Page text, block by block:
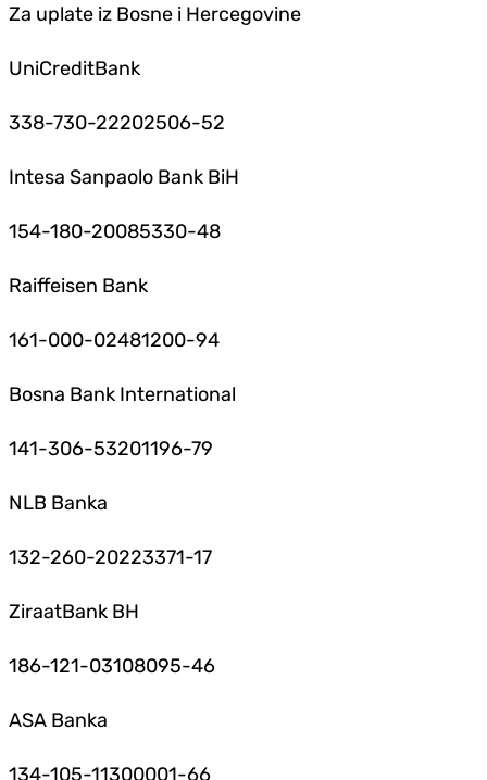
Za uplate iz Bosne i Hercegovine
UniCreditBank
338-730-22202506-52
Intesa Sanpaolo Bank BiH
154-180-20085330-48
Raiffeisen Bank
161-000-02481200-94
Bosna Bank International
141-306-53201196-79
NLB Banka
132-260-20223371-17
ZiraatBank BH
186-121-03108095-46
ASA Banka
134-105-11300001-66